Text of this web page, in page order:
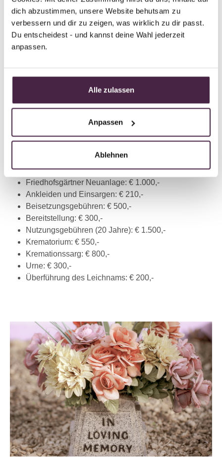
dich abzustimmen, unsere Website behutsam zu
verbessern und dir zu zeigen, was wirklich zu dir passt.
Du entscheidest - und kannst deine Wahl jederzeit
anpassen.
Alle zulassen
Anpassen
Ablehnen
Feuerbestattung:
das Krematorium sowie die Urne miteinbeziehen.
Insgesamt kann sich eine solche Bestattung auf über
8.000 Euro belaufen. Nachstehend eine
Totenschein: € 20,-
Verwaltungskosten: € 1.000,-
Blumengebinde: € 200,-
Friedhofsgärtner Neuanlage: € 1.000,-
Ankleiden und Einsargen: € 210,-
Beisetzungsgebühren: € 500,-
Bereitstellung: € 300,-
Nutzungsgebühren (20 Jahre): € 1.500,-
Krematorium: € 550,-
Kremationssarg: € 800,-
Urne: € 300,-
Überführung des Leichnams: € 200,-